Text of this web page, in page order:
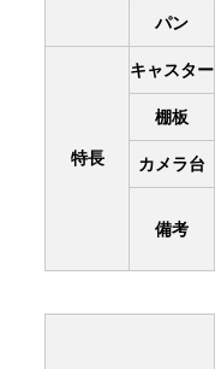
パン
特長
キャスター
棚板
カメラ台
備考